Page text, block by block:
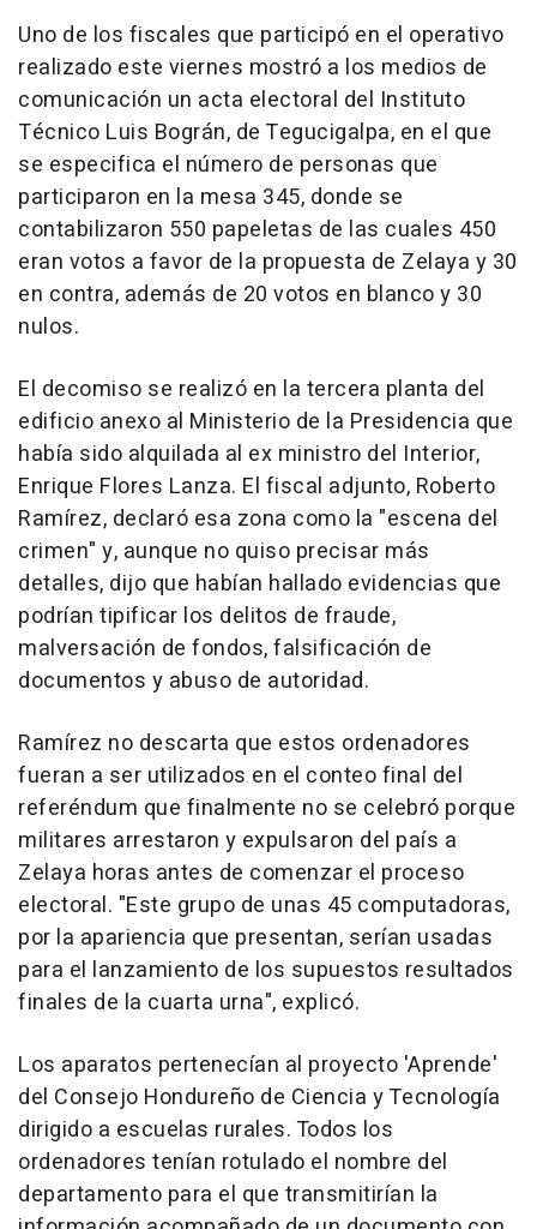
Uno de los fiscales que participó en el operativo
realizado este viernes mostró a los medios de
comunicación un acta electoral del Instituto
Técnico Luis Bográn, de Tegucigalpa, en el que
se especifica el número de personas que
participaron en la mesa 345, donde se
contabilizaron 550 papeletas de las cuales 450
eran votos a favor de la propuesta de Zelaya y 30
en contra, además de 20 votos en blanco y 30
nulos.
El decomiso se realizó en la tercera planta del
edificio anexo al Ministerio de la Presidencia que
había sido alquilada al ex ministro del Interior,
Enrique Flores Lanza. El fiscal adjunto, Roberto
Ramírez, declaró esa zona como la "escena del
crimen" y, aunque no quiso precisar más
detalles, dijo que habían hallado evidencias que
podrían tipificar los delitos de fraude,
malversación de fondos, falsificación de
documentos y abuso de autoridad.
Ramírez no descarta que estos ordenadores
fueran a ser utilizados en el conteo final del
referéndum que finalmente no se celebró porque
militares arrestaron y expulsaron del país a
Zelaya horas antes de comenzar el proceso
electoral. "Este grupo de unas 45 computadoras,
por la apariencia que presentan, serían usadas
para el lanzamiento de los supuestos resultados
finales de la cuarta urna", explicó.
Los aparatos pertenecían al proyecto 'Aprende'
del Consejo Hondureño de Ciencia y Tecnología
dirigido a escuelas rurales. Todos los
ordenadores tenían rotulado el nombre del
departamento para el que transmitirían la